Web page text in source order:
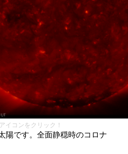
イコンをクリック！
陽です。全面静穏時のコロナ